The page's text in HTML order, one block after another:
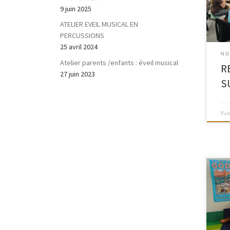
ce
9 juin 2025
ATELIER EVEIL MUSICAL EN
PERCUSSIONS
25 avril 2024
Atelier parents /enfants : éveil musical
27 juin 2023